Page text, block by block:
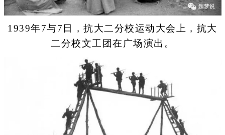
1939年7与7日，抗大二分校运动大会上，抗大
二分校文工团在广场演出。